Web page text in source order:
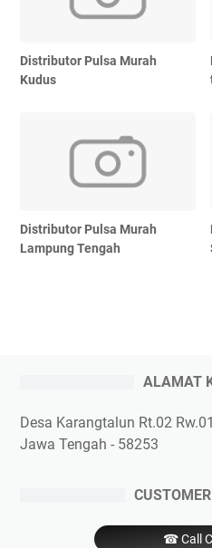
Distributor Pulsa Murah
Kudus
Distributor Pulsa Murah
Lampung Tengah
ALAMAT
Desa Karangtalun Rt.02
Jawa Tengah - 58253
☎ Call